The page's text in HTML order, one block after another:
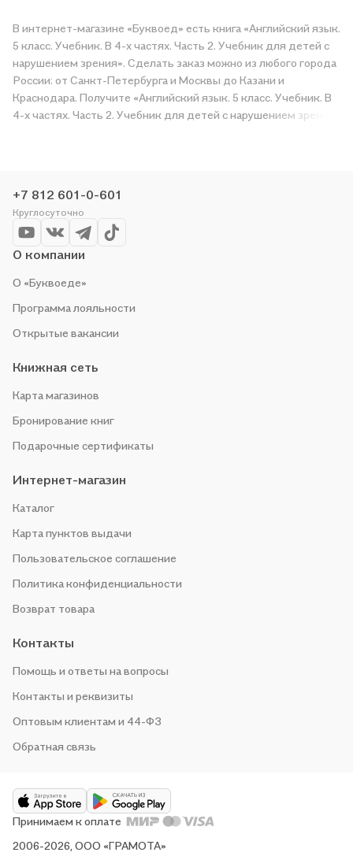
В интернет-магазине «Буквоед» есть книга «Английский язык.
5 класс. Учебник. В 4-х частях. Часть 2. Учебник для детей с
нарушением зрения». Сделать заказ можно из любого города
России: от Санкт-Петербурга и Москвы до Казани и
Краснодара. Получите «Английский язык. 5 класс. Учебник. В
4-х частях. Часть 2. Учебник для детей с нарушением зрения»
чтобы не упустить выгоду!
+7 812 601-0-601
Круглосуточно
О компании
О «Буквоеде»
Программа лояльности
Открытые вакансии
Книжная сеть
Карта магазинов
Бронирование книг
Подарочные сертификаты
Интернет-магазин
Каталог
Карта пунктов выдачи
Пользовательское соглашение
Политика конфиденциальности
Возврат товара
Контакты
Помощь и ответы на вопросы
Контакты и реквизиты
Оптовым клиентам и 44-ФЗ
Обратная связь
2006-2026, ООО «ГРАМОТА»
Принимаем к оплате